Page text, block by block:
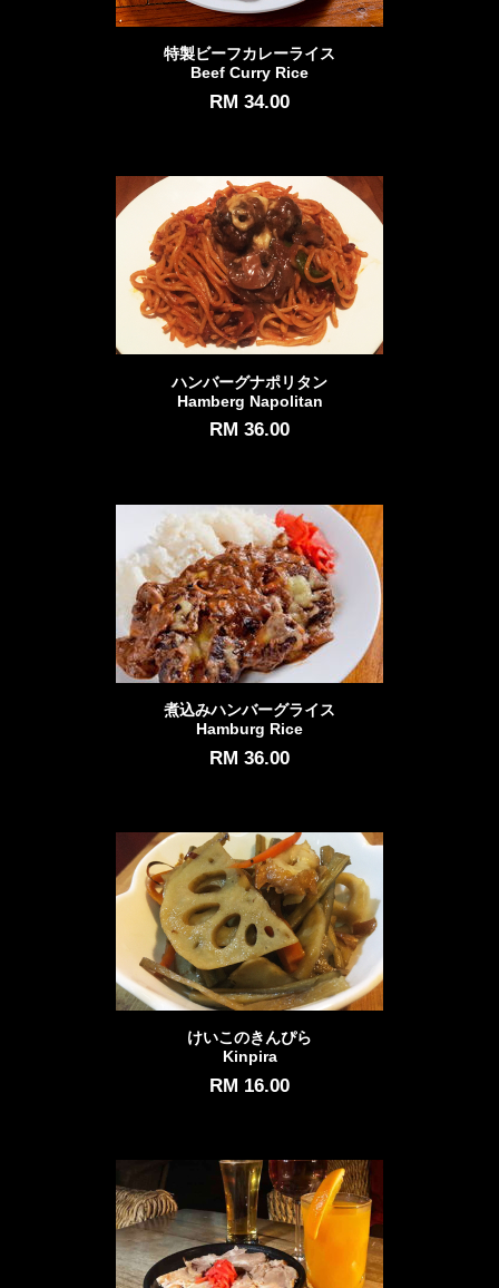
特製ビーフカレーライス
Beef Curry Rice
RM 34.00
ハンバーグナポリタン
Hamberg Napolitan
RM 36.00
煮込みハンバーグライス
Hamburg Rice
RM 36.00
けいこのきんぴら
Kinpira
RM 16.00